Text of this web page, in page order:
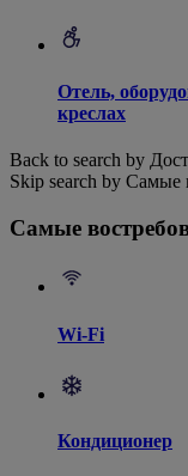
Отель,
креслах
Back to search by
Skip search by Самые
Самые
Wi-Fi
Кондиционер